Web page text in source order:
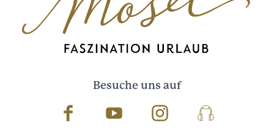
Besuche uns auf
Facebook Youtube InstagramPodcast